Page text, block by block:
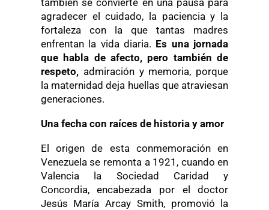
también se convierte en una pausa para
agradecer el cuidado, la paciencia y la
fortaleza con la que tantas madres
enfrentan la vida diaria. Es una jornada
que habla de afecto, pero también de
respeto,admiración y memoria, porque
la maternidad deja huellas que atraviesan
generaciones.
Una fecha con raíces de historia y amor
El origen de esta conmemoración en
Venezuela se remonta a 1921, cuando en
Valencia la Sociedad Caridad y
Concordia, encabezada por el doctor
Jesús María Arcay Smith, promovió la